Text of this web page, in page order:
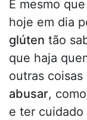
E mesmo
hoje em dia
glúten tão
que haja
outras coisas
abusar,
e ter